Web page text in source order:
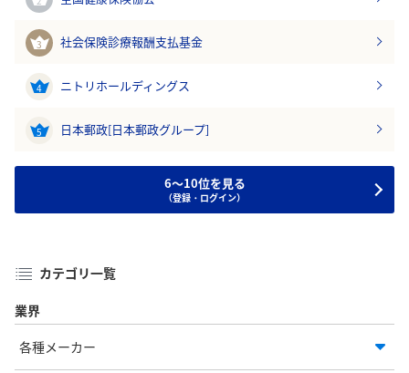
3 社会保険診療報酬支払基金
4 ニトリホールディングス
5 日本郵政[日本郵政グループ]
6～10位を見る
（登録・ログイン）
カテゴリ一覧
業界
各種メーカー